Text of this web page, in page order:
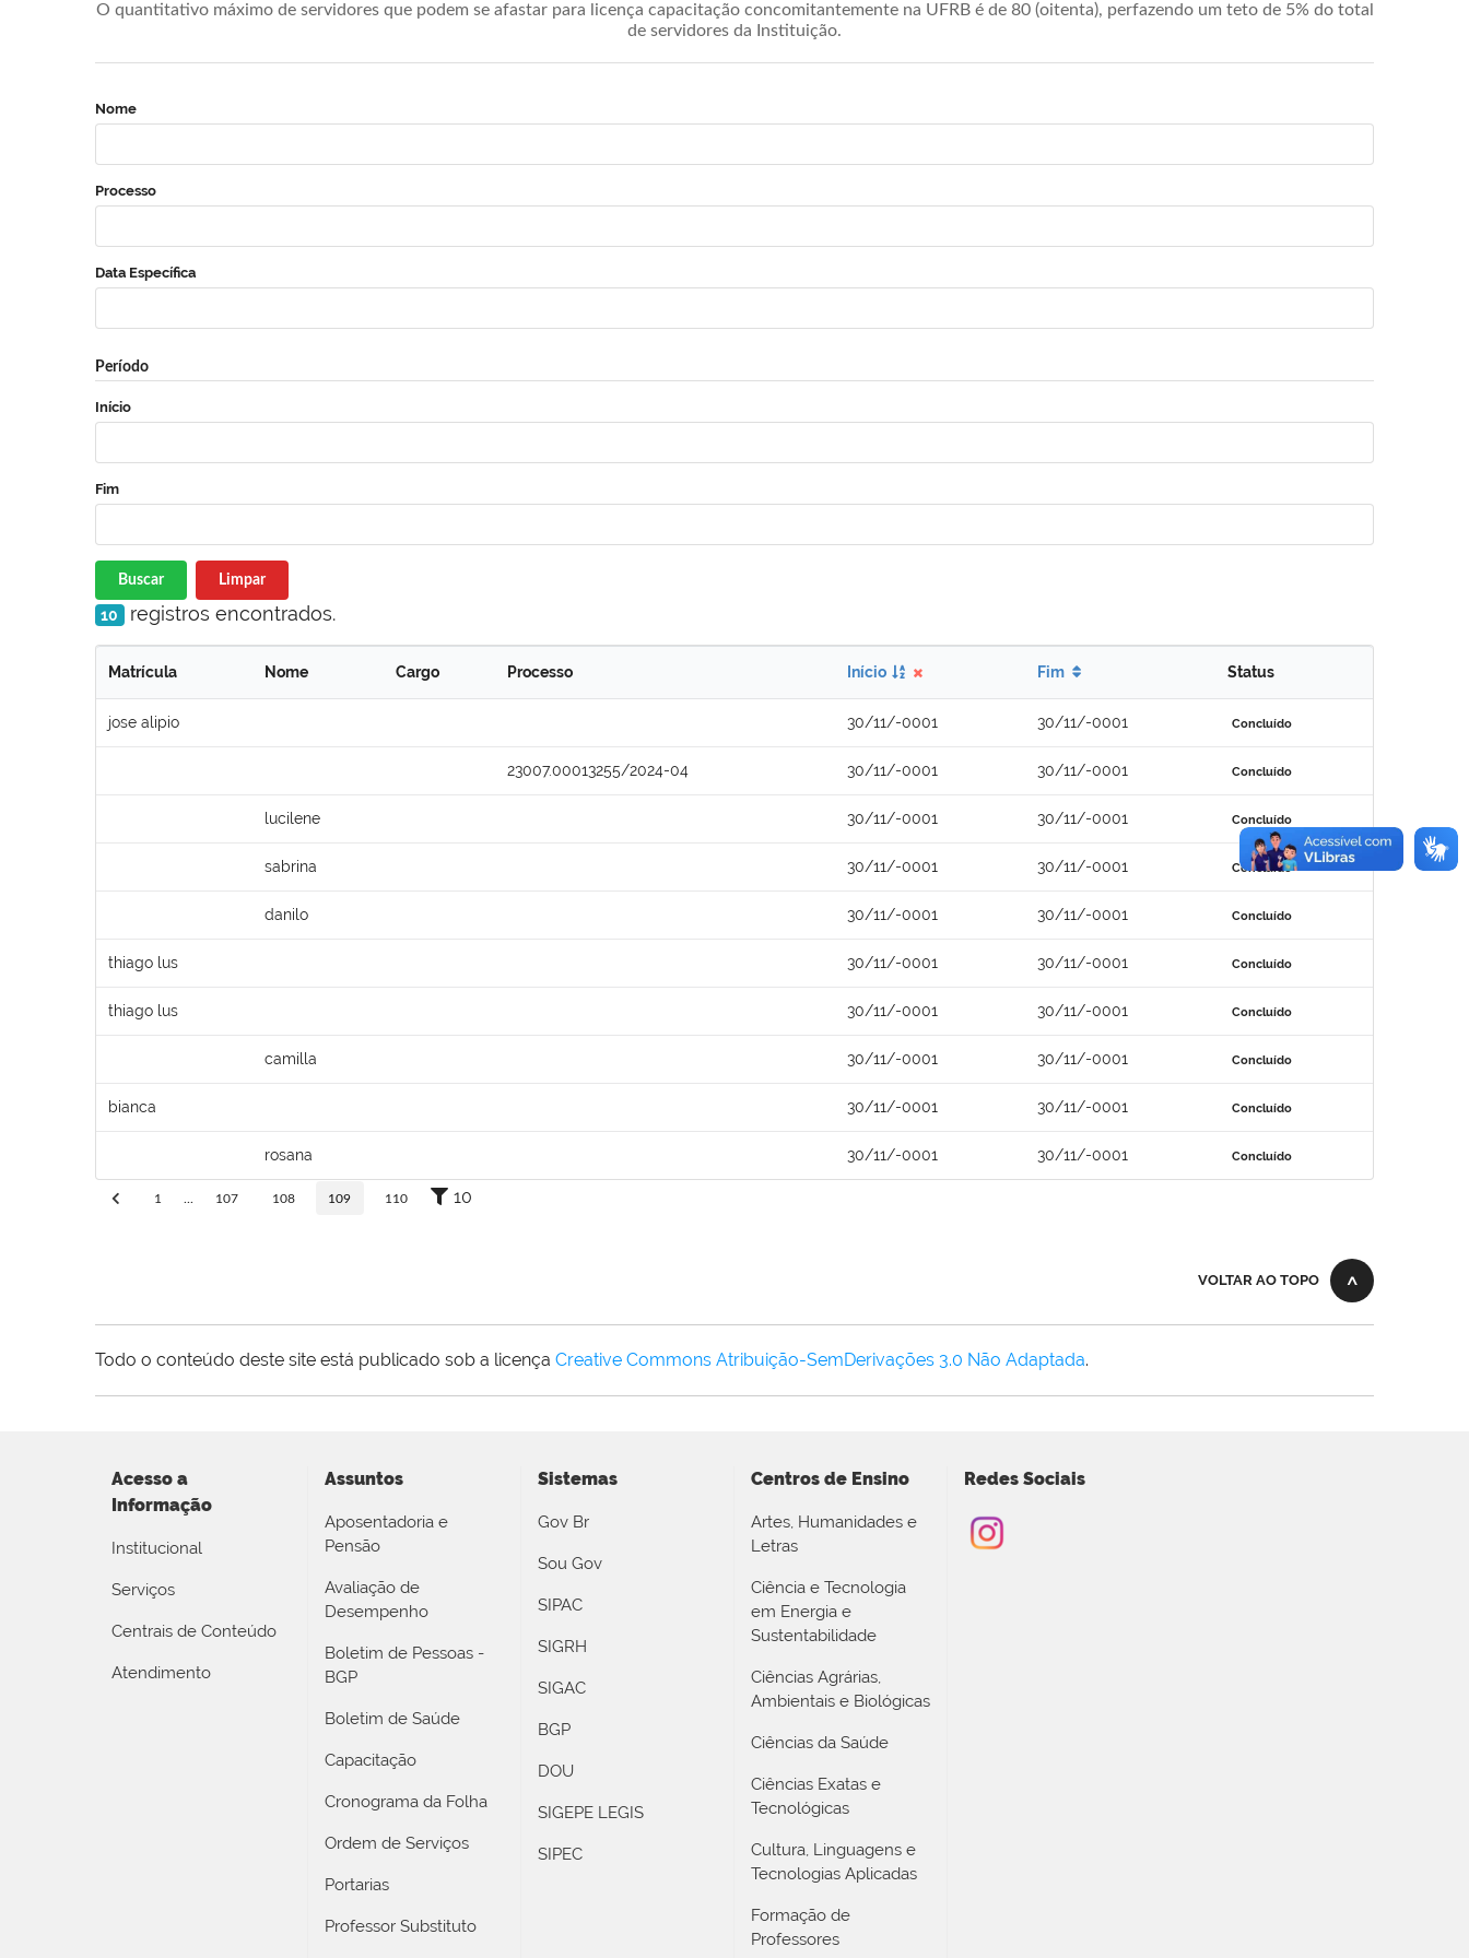
O quantitativo máximo de servidores que podem se afastar para licença capacitação concomitantemente na UFRB é de 80 (oitenta), perfazendo um teto de 5% do total
de servidores da Instituição.
Nome
Processo
Data Específica
Período
Início
Fim
Buscar Limpar
10 registros encontrados.
Matrícula Nome Cargo Processo Início Fim Status
jose alipio 30/11/-0001 30/11/-0001 Concluído
23007.00013255/2024-04 30/11/-0001 30/11/-0001 Concluído
lucilene 30/11/-0001 30/11/-0001 Concluído
sabrina 30/11/-0001 30/11/-0001 Concluído
danilo 30/11/-0001 30/11/-0001 Concluído
thiago lus 30/11/-0001 30/11/-0001 Concluído
thiago lus 30/11/-0001 30/11/-0001 Concluído
camilla 30/11/-0001 30/11/-0001 Concluído
bianca 30/11/-0001 30/11/-0001 Concluído
rosana 30/11/-0001 30/11/-0001 Concluído
1 107 108 109 110 10
VOLTAR AO TOPO
Todo o conteúdo deste site está publicado sob a licença Creative Commons Atribuição-SemDerivações 3.0 Não Adaptada.
Acesso a
Informação
Institucional
Serviços
Centrais de Conteúdo
Atendimento
Assuntos
Aposentadoria e
Pensão
Avaliação de
Desempenho
Boletim de Pessoas -
BGP
Boletim de Saúde
Capacitação
Cronograma da Folha
Ordem de Serviços
Portarias
Professor Substituto
Sistemas
Gov Br
Sou Gov
SIPAC
SIGRH
SIGAC
BGP
DOU
SIGEPE LEGIS
SIPEC
Centros de Ensino
Artes, Humanidades e
Letras
Ciência e Tecnologia
em Energia e
Sustentabilidade
Ciências Agrárias,
Ambientais e Biológicas
Ciências da Saúde
Ciências Exatas e
Tecnológicas
Cultura, Linguagens e
Tecnologias Aplicadas
Formação de
Professores
Redes Sociais